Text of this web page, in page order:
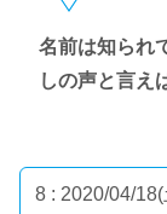
名前は知られ
しの声と言え
8 : 2020/04/